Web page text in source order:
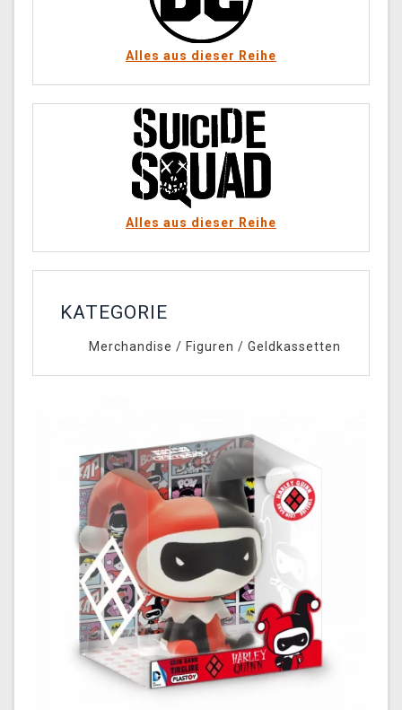
Alles aus dieser Reihe
Alles aus dieser Reihe
KATEGORIE
Merchandise / Figuren / Geldkassetten